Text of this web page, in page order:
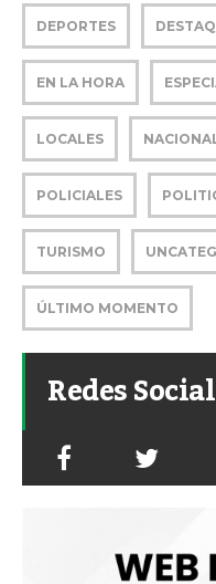
DEPORTES
EN LA HORA
LOCALES
POLICIALES
TURISMO
ÚLTIMO MOMENTO
Redes